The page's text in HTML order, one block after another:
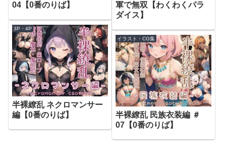
04【0番のりば】
軍で無双【わくわくパラ
ダイス】
3P・4P
半裸繚乱 ネクロマンサー
編【0番のりば】
イラスト・CG集
半裸繚乱 民族衣装編 ＃
07【0番のりば】